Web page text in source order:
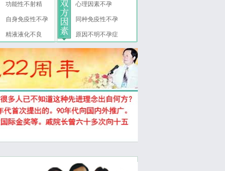
功能性不射精
自身免疫性不孕
症
精液液化不良
心理因素不孕
同种免疫性不孕
原因不明不孕症